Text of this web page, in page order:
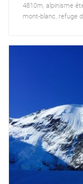
4810m, alpinisme
mont-blanc, refuge